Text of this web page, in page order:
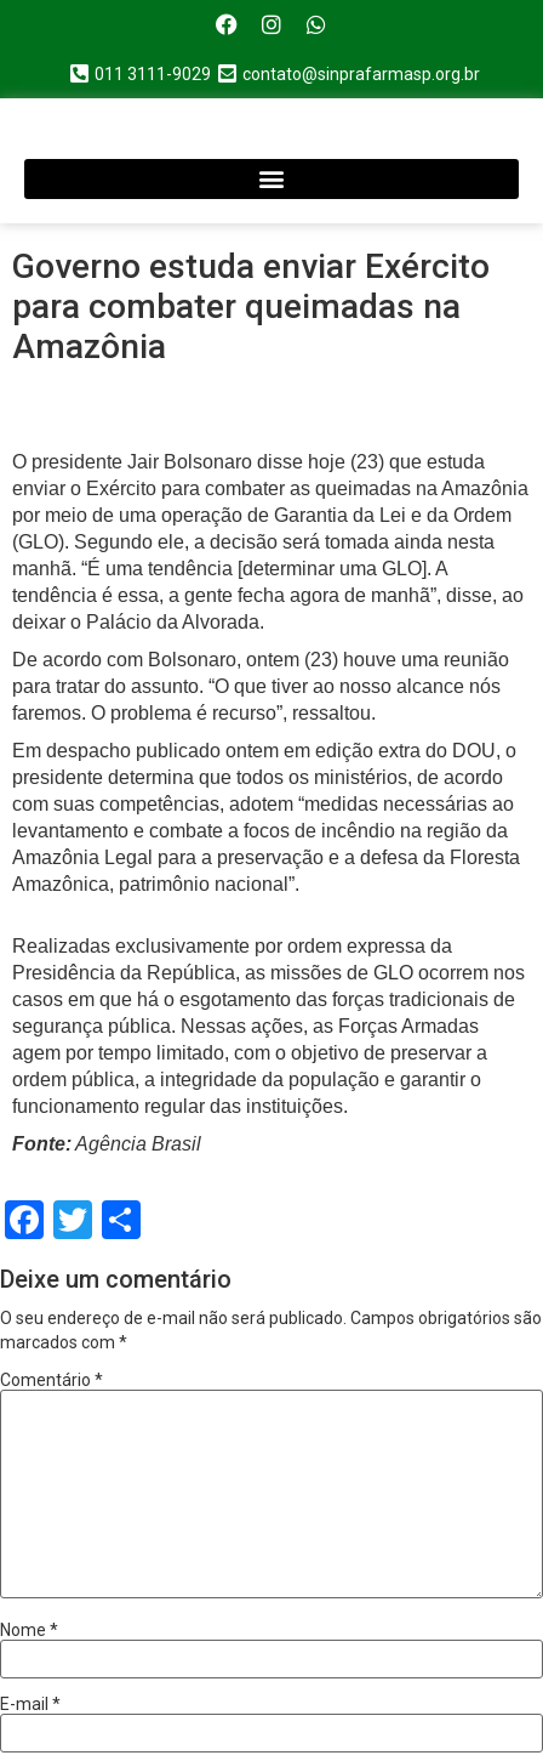
011 3111-9029 contato@sinprafarmasp.org.br
Governo estuda enviar Exército
para combater queimadas na
Amazônia
O presidente Jair Bolsonaro disse hoje (23) que estuda
enviar o Exército para combater as queimadas na Amazônia
por meio de uma operação de Garantia da Lei e da Ordem
(GLO). Segundo ele, a decisão será tomada ainda nesta
manhã. “É uma tendência [determinar uma GLO]. A
tendência é essa, a gente fecha agora de manhã”, disse, ao
deixar o Palácio da Alvorada.
De acordo com Bolsonaro, ontem (23) houve uma reunião
para tratar do assunto. “O que tiver ao nosso alcance nós
faremos. O problema é recurso”, ressaltou.
Em despacho publicado ontem em edição extra do DOU, o
presidente determina que todos os ministérios, de acordo
com suas competências, adotem “medidas necessárias ao
levantamento e combate a focos de incêndio na região da
Amazônia Legal para a preservação e a defesa da Floresta
Amazônica, patrimônio nacional”.
Realizadas exclusivamente por ordem expressa da
Presidência da República, as missões de GLO ocorrem nos
casos em que há o esgotamento das forças tradicionais de
segurança pública. Nessas ações, as Forças Armadas
agem por tempo limitado, com o objetivo de preservar a
ordem pública, a integridade da população e garantir o
funcionamento regular das instituições.
Fonte:Agência Brasil
Facebook
Twitter
Deixe um comentário
O seu endereço de e-mail não será publicado. Campos obrigatórios são
marcados com *
Comentário *
Nome *
E-mail *